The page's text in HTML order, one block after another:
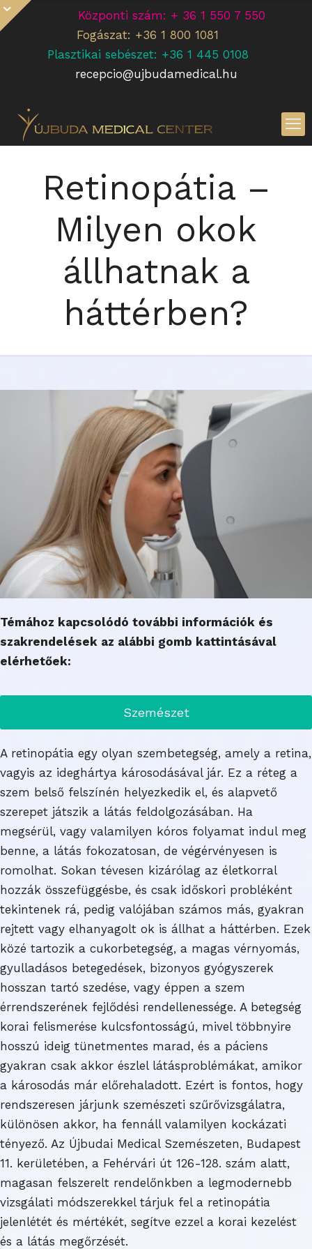
Központi szám: + 36 1 550 7 550
Fogászat: +36 1 800 1081
Plasztikai sebészet: +36 1 445 0108
recepcio@ujbudamedical.hu
Retinopátia –
Milyen okok
állhatnak a
háttérben?
Témához kapcsolódó további információk és
szakrendelések az alábbi gomb kattintásával
elérhetőek:
Szemészet
A retinopátia egy olyan szembetegség, amely a retina,
vagyis az ideghártya károsodásával jár. Ez a réteg a
szem belső felszínén helyezkedik el, és alapvető
szerepet játszik a látás feldolgozásában. Ha
megsérül, vagy valamilyen kóros folyamat indul meg
benne, a látás fokozatosan, de végérvényesen is
romolhat. Sokan tévesen kizárólag az életkorral
hozzák összefüggésbe, és csak időskori probléként
tekintenek rá, pedig valójában számos más, gyakran
rejtett vagy elhanyagolt ok is állhat a háttérben. Ezek
közé tartozik a cukorbetegség, a magas vérnyomás,
gyulladásos betegedések, bizonyos gyógyszerek
hosszan tartó szedése, vagy éppen a szem
érrendszerének fejlődési rendellenessége. A betegség
korai felismerése kulcsfontosságú, mivel többnyire
hosszú ideig tünetmentes marad, és a páciens
gyakran csak akkor észlel látásproblémákat, amikor
a károsodás már előrehaladott. Ezért is fontos, hogy
rendszeresen járjunk szemészeti szűrővizsgálatra,
különösen akkor, ha fennáll valamilyen kockázati
tényező. Az Újbudai Medical Szemészeten, Budapest
11. kerületében, a Fehérvári út 126-128. szám alatt,
magasan felszerelt rendelőnkben a legmodernebb
vizsgálati módszerekkel tárjuk fel a retinopátia
jelenlétét és mértékét, segítve ezzel a korai kezelést
és a látás megőrzését.